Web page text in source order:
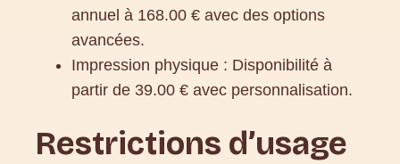
annuel à 168.00 € avec des options
avancées.
Impression physique : Disponibilité à
partir de 39.00 € avec personnalisation.
Restrictions d’usage